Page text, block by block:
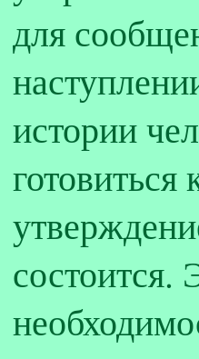
для
истории
готовиться